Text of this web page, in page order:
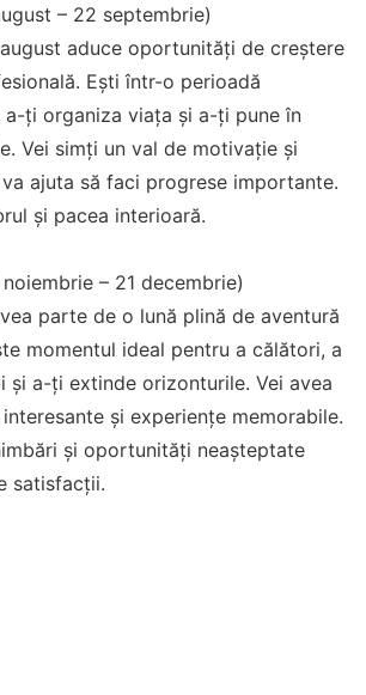
– 22 septembrie)
aduce oportunități de creștere
Ești într-o perioadă
a-ți organiza viața și a-ți pune în
Vei simți un val de motivație și
ajuta să faci progrese importante.
și pacea interioară.
– 21 decembrie)
parte de o lună plină de aventură
momentul ideal pentru a călători, a
și a-ți extinde orizonturile. Vei avea
și experiențe memorabile.
și oportunități neașteptate
satisfacții.